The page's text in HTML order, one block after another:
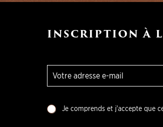
INSCRIPTION À
E
m
iC
Je comprends et j'accepte que